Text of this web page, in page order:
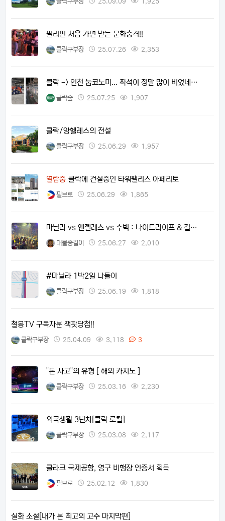
필리핀 처음 가면 받는 문화충격!!
클락구부장 25.07.26 2,353
클락 -> 인천 눕코노미... 좌석이 정말 많이 비었네…
클락숲 25.07.25 1,907
클락/앙헬레스의 전설
클락구부장 25.06.29 1,957
열람중 클락에 건설중인 타워팰리스 아페리토
필브로 25.06.29 1,865
마닐라 vs 앤젤레스 vs 수빅 : 나이트라이프 & 걸…
대물종길이 25.06.27 2,010
#마닐라 1박2일 나들이
클락구부장 25.06.19 1,818
철봉TV 구독자분 잭팟당첨!!
클락구부장 25.04.09 3,118 3
"돈 사고"의 유형 [ 해외 카지노 ]
클락구부장 25.03.16 2,230
외국생활 3년차[클락 로컬]
클락구부장 25.03.08 2,117
클라크 국제공항, 영구 비행장 인증서 획득
필브로 25.02.12 1,830
실화 소설[내가 본 최고의 고수 마지막편]